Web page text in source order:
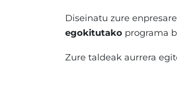
Diseinatu zure
egokitutako programa
Zure taldeak aurrera